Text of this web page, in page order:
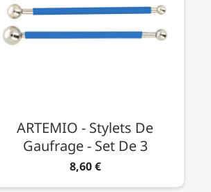
ARTEMIO - Stylets De
Gaufrage - Set De 3
8,60 €